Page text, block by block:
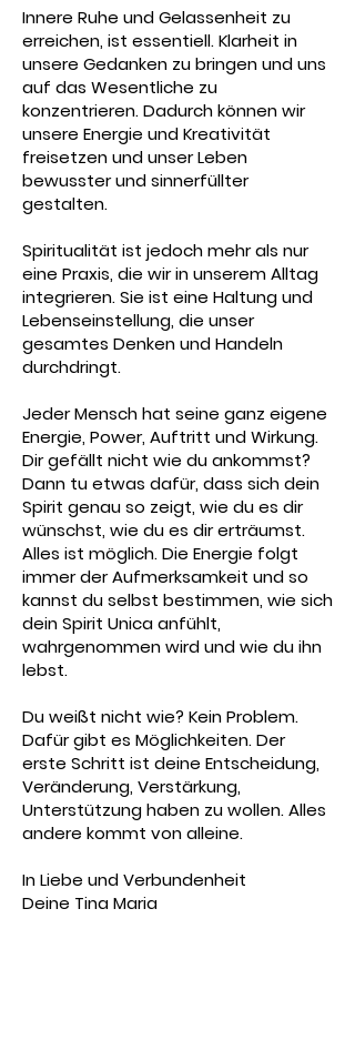
Innere Ruhe und Gelassenheit zu
erreichen, ist essentiell. Klarheit in
unsere Gedanken zu bringen und uns
auf das Wesentliche zu
konzentrieren. Dadurch können wir
unsere Energie und Kreativität
freisetzen und unser Leben
bewusster und sinnerfüllter
gestalten.
Spiritualität ist jedoch mehr als nur
eine Praxis, die wir in unserem Alltag
integrieren. Sie ist eine Haltung und
Lebenseinstellung, die unser
gesamtes Denken und Handeln
durchdringt.
Jeder Mensch hat seine ganz eigene
Energie, Power, Auftritt und Wirkung.
Dir gefällt nicht wie du ankommst?
Dann tu etwas dafür, dass sich dein
Spirit genau so zeigt, wie du es dir
wünschst, wie du es dir erträumst.
Alles ist möglich. Die Energie folgt
immer der Aufmerksamkeit und so
kannst du selbst bestimmen, wie sich
dein Spirit Unica anfühlt,
wahrgenommen wird und wie du ihn
lebst.
Du weißt nicht wie? Kein Problem.
Dafür gibt es Möglichkeiten. Der
erste Schritt ist deine Entscheidung,
Veränderung, Verstärkung,
Unterstützung haben zu wollen. Alles
andere kommt von alleine.
In Liebe und Verbundenheit
Deine Tina Maria